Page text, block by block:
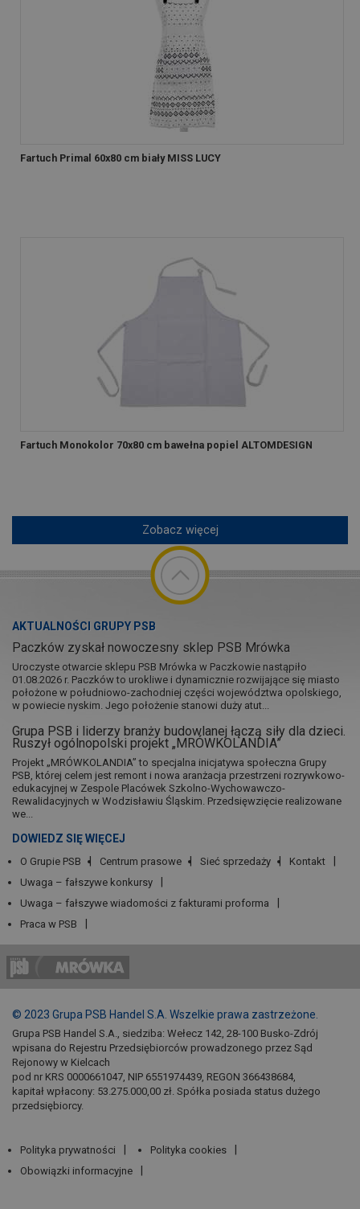
Fartuch Primal 60x80 cm biały MISS LUCY
Fartuch Monokolor 70x80 cm bawełna popiel ALTOMDESIGN
Zobacz więcej
AKTUALNOŚCI GRUPY PSB
Paczków zyskał nowoczesny sklep PSB Mrówka
Uroczyste otwarcie sklepu PSB Mrówka w Paczkowie nastąpiło
01.08.2026 r. Paczków to urokliwe i dynamicznie rozwijające się miasto
położone w południowo-zachodniej części województwa opolskiego,
w powiecie nyskim. Jego położenie stanowi duży atut...
Grupa PSB i liderzy branży budowlanej łączą siły dla dzieci.
Ruszył ogólnopolski projekt „MRÓWKOLANDIA”
Projekt „MRÓWKOLANDIA” to specjalna inicjatywa społeczna Grupy
PSB, której celem jest remont i nowa aranżacja przestrzeni rozrywkowo-
edukacyjnej w Zespole Placówek Szkolno-Wychowawczo-
Rewalidacyjnych w Wodzisławiu Śląskim. Przedsięwzięcie realizowane
we...
DOWIEDZ SIĘ WIĘCEJ
O Grupie PSB Centrum prasowe Sieć sprzedaży
Kontakt
Uwaga – fałszywe konkursy
Uwaga – fałszywe wiadomości z fakturami proforma
Praca w PSB
© 2023 Grupa PSB Handel S.A. Wszelkie prawa zastrzeżone.
Grupa PSB Handel S.A., siedziba: Wełecz 142, 28-100 Busko-Zdrój
wpisana do Rejestru Przedsiębiorców prowadzonego przez Sąd
Rejonowy w Kielcach
pod nr KRS 0000661047, NIP 6551974439, REGON 366438684,
kapitał wpłacony: 53.275.000,00 zł. Spółka posiada status dużego
przedsiębiorcy.
Polityka prywatności
Polityka cookies
Obowiązki informacyjne